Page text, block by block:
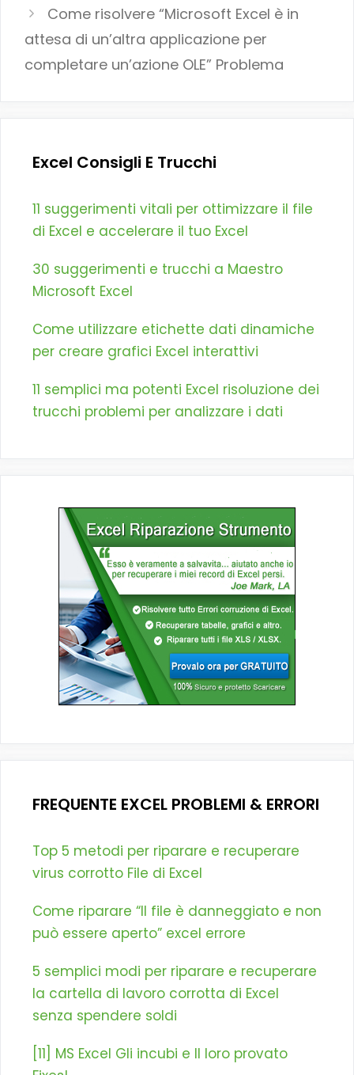
Come risolvere “Microsoft Excel è in
attesa di un’altra applicazione per
completare un’azione OLE” Problema
Excel Consigli E Trucchi
11 suggerimenti vitali per ottimizzare il file
di Excel e accelerare il tuo Excel
30 suggerimenti e trucchi a Maestro
Microsoft Excel
Come utilizzare etichette dati dinamiche
per creare grafici Excel interattivi
11 semplici ma potenti Excel risoluzione dei
trucchi problemi per analizzare i dati
FREQUENTE EXCEL PROBLEMI & ERRORI
Top 5 metodi per riparare e recuperare
virus corrotto File di Excel
Come riparare “Il file è danneggiato e non
può essere aperto” excel errore
5 semplici modi per riparare e recuperare
la cartella di lavoro corrotta di Excel
senza spendere soldi
[11] MS Excel Gli incubi e Il loro provato